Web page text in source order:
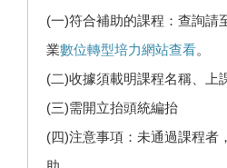
(一)符合補助的課程：查詢請
業數位轉型培力網站查看。
(二)收據須載明課程名稱、上
(三)需開立抬頭統編抬
(四)注意事項：未通過課程者